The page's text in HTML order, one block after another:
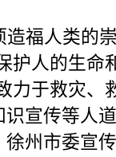
福人类的
护人的生
力于救灾
宣传等人
州市委宣